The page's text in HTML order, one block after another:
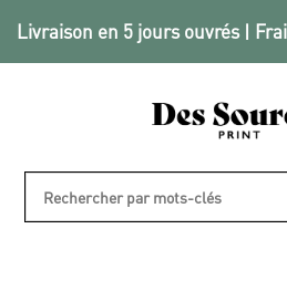
Livraison en 5 jours ouvrés |